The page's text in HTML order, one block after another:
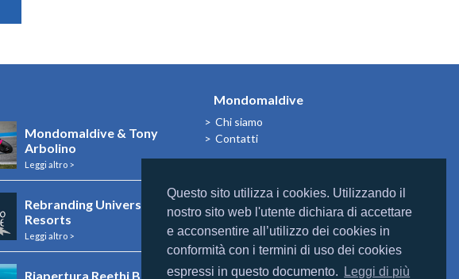
Questo sito utilizza i cookies. Utilizzando il
nostro sito web l'utente dichiara di accettare
e acconsentire all’utilizzo dei cookies in
conformità con i termini di uso dei cookies
espressi in questo documento.
Leggi di più
Mondomaldive & Tony
Arbolino
Leggi altro >
Rebranding Universal
Resorts
Leggi altro >
Riapertura Reethi Beach
Mondomaldive
Chi siamo
Contatti